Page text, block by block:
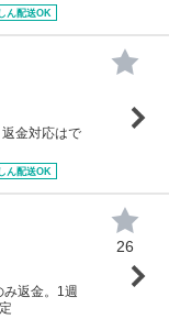
ん配送OK
金対応はで
ん配送OK
み返金。1週
26